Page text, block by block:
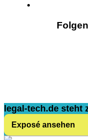
legal-tech.de steht
Exposé ansehen